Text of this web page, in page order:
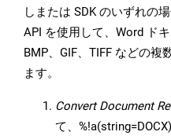
しまたは SDK のいずれの
API を使用して、Word ドキ
BMP、GIF、TIFF などの複
ます。
Convert Document
て、